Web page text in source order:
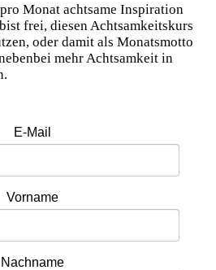
Monat achtsame Inspiration
frei, diesen Achtsamkeitskurs
oder damit als Monatsmotto
mehr Achtsamkeit in
E-Mail
Vorname
Nachname